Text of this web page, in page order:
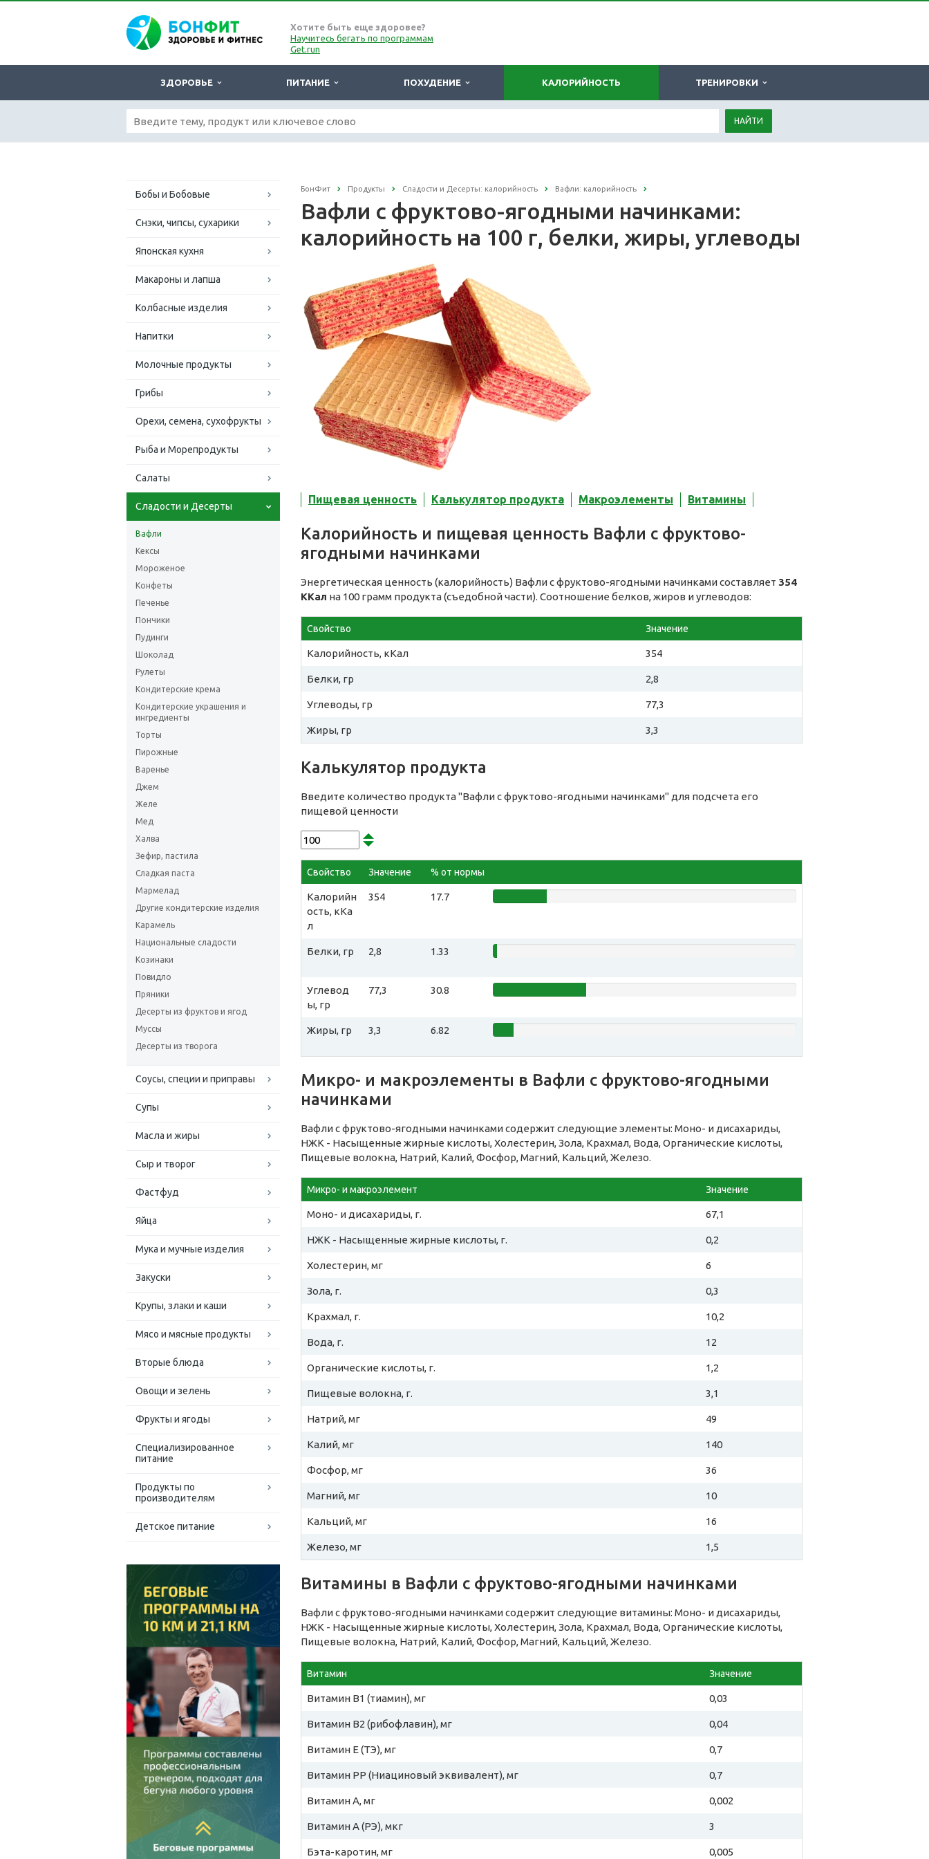
Хотите быть еще здоровее?
Научитесь бегать по программам
Get.run
ЗДОРОВЬЕ ПИТАНИЕ ПОХУДЕНИЕ КАЛОРИЙНОСТЬ ТРЕНИРОВКИ
НАЙТИ
Бобы и Бобовые
Снэки, чипсы, сухарики
Японская кухня
Макароны и лапша
Колбасные изделия
Напитки
Молочные продукты
Грибы
Орехи, семена, сухофрукты
Рыба и Морепродукты
Салаты
Сладости и Десерты
Вафли
Кексы
Мороженое
Конфеты
Печенье
Пончики
Пудинги
Шоколад
Рулеты
Кондитерские крема
Кондитерские украшения и
ингредиенты
Торты
Пирожные
Варенье
Джем
Желе
Мед
Халва
Зефир, пастила
Сладкая паста
Мармелад
Другие кондитерские изделия
Карамель
Национальные сладости
Козинаки
Повидло
Пряники
Десерты из фруктов и ягод
Муссы
Десерты из творога
Соусы, специи и приправы
Супы
Масла и жиры
Сыр и творог
Фастфуд
Яйца
Мука и мучные изделия
Закуски
Крупы, злаки и каши
Мясо и мясные продукты
Вторые блюда
Овощи и зелень
Фрукты и ягоды
Специализированное
питание
Продукты по
производителям
Детское питание
БонФит Продукты Сладости и Десерты: калорийность Вафли: калорийность
Вафли с фруктово-ягодными начинками:
калорийность на 100 г, белки, жиры, углеводы
Пищевая ценность Калькулятор продукта Макроэлементы Витамины
Калорийность и пищевая ценность Вафли с фруктово-
ягодными начинками
Энергетическая ценность (калорийность) Вафли с фруктово-ягодными начинками составляет 354
ККал на 100 грамм продукта (съедобной части). Соотношение белков, жиров и углеводов:
Свойство Значение
Калорийность, кКал 354
Белки, гр 2,8
Углеводы, гр 77,3
Жиры, гр 3,3
Калькулятор продукта
Введите количество продукта "Вафли с фруктово-ягодными начинками" для подсчета его
пищевой ценности
Свойство Значение % от нормы
Калорийн
ость, кКа
л
354 17.7
Белки, гр 2,8 1.33
Углевод
ы, гр
77,3 30.8
Жиры, гр 3,3 6.82
Микро- и макроэлементы в Вафли с фруктово-ягодными
начинками
Вафли с фруктово-ягодными начинками содержит следующие элементы: Моно- и дисахариды,
НЖК - Насыщенные жирные кислоты, Холестерин, Зола, Крахмал, Вода, Органические кислоты,
Пищевые волокна, Натрий, Калий, Фосфор, Магний, Кальций, Железо.
Микро- и макроэлемент Значение
Моно- и дисахариды, г. 67,1
НЖК - Насыщенные жирные кислоты, г. 0,2
Холестерин, мг 6
Зола, г. 0,3
Крахмал, г. 10,2
Вода, г. 12
Органические кислоты, г. 1,2
Пищевые волокна, г. 3,1
Натрий, мг 49
Калий, мг 140
Фосфор, мг 36
Магний, мг 10
Кальций, мг 16
Железо, мг 1,5
Витамины в Вафли с фруктово-ягодными начинками
Вафли с фруктово-ягодными начинками содержит следующие витамины: Моно- и дисахариды,
НЖК - Насыщенные жирные кислоты, Холестерин, Зола, Крахмал, Вода, Органические кислоты,
Пищевые волокна, Натрий, Калий, Фосфор, Магний, Кальций, Железо.
Витамин Значение
Витамин B1 (тиамин), мг 0,03
Витамин B2 (рибофлавин), мг 0,04
Витамин E (ТЭ), мг 0,7
Витамин PP (Ниациновый эквивалент), мг 0,7
Витамин A, мг 0,002
Витамин A (РЭ), мкг 3
Бэта-каротин, мг 0,005